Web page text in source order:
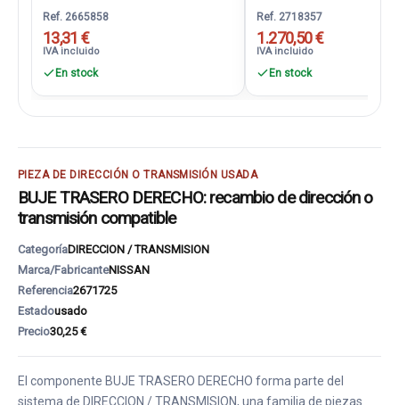
Ref. 2665858
13,31 €
IVA incluido
En stock
Ref. 2718357
1.270,50 €
IVA incluido
En stock
PIEZA DE DIRECCIÓN O TRANSMISIÓN USADA
BUJE TRASERO DERECHO: recambio de dirección o
transmisión compatible
CategoríaDIRECCION / TRANSMISION
Marca/FabricanteNISSAN
Referencia2671725
Estadousado
Precio30,25 €
El componente BUJE TRASERO DERECHO forma parte del
sistema de DIRECCION / TRANSMISION, una familia de piezas